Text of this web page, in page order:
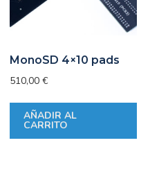
MonoSD 4×10 pads
510,00 €
AÑADIR AL
CARRITO